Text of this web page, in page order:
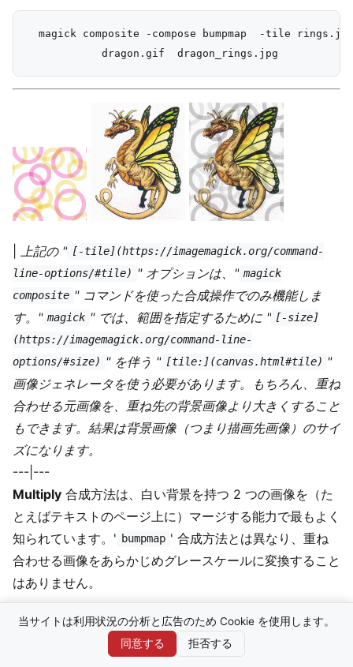
magick composite -compose bumpmap  -tile
上記の " [-tile](https://imagemagick.org/command-
line-options/#tile) " オプションは、" magick
composite " コマンドを使った合成操作でのみ機能しま
す。" magick " では、範囲を指定するために " [-size]
(https://imagemagick.org/command-line-
options/#size) " を伴う " [tile:](canvas.html#tile) "
画像ジェネレータを使う必要があります。もちろん、重ね
合わせる元画像を、重ね先の背景画像より大きくすること
もできます。結果は背景画像（つまり描画先画像）のサイ
ズになります。
---|---
Multiply 合成方法は、白い背景を持つ 2 つの画像を（た
とえばテキストのページ上に）マージする能力で最もよく
知られています。' bumpmap ' 合成方法とは異なり、重ね
合わせる画像をあらかじめグレースケールに変換すること
はありません。
  mesgs PictureWords |\
      magick -pointsize 18 text:-  -trim +repage \
当サイトは利用状況の分析と広告のため Cookie を使用します。
同意する 拒否する